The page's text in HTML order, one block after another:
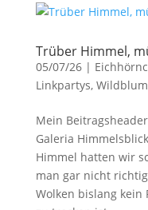
Trüber Himmel,
05/07/26|
Linkpartys,
Mein
Galeria
Himmel hatten wir
man gar nicht
Wolken bislang kein